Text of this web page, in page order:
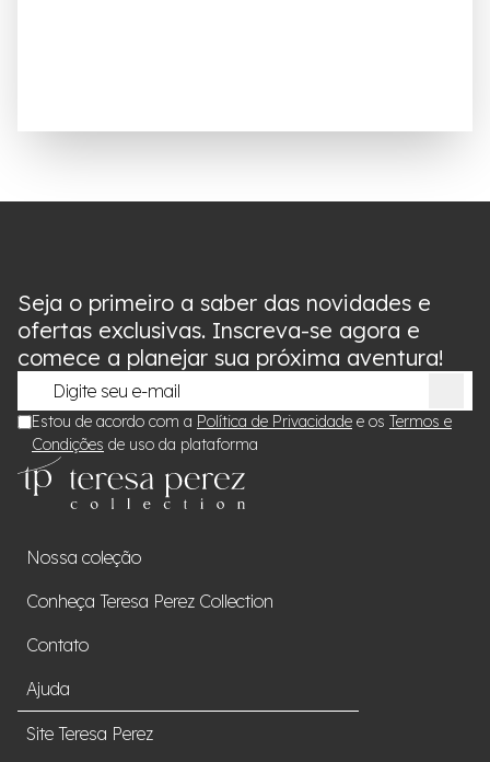
Nossa coleção
Conheça Teresa Perez Collection
Contato
Ajuda
Site Teresa Perez
Seja o primeiro a saber das novidades e
ofertas exclusivas. Inscreva-se agora e
comece a planejar sua próxima aventura!
Estou de acordo com a Política de Privacidade e os Termos e
Condições de uso da plataforma